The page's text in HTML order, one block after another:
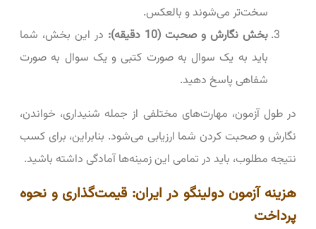
سخت‌تر می‌شوند و بالعکس.
بخش نگارش و صحبت (10 دقیقه):
در این بخش، شما
باید به یک سوال به صورت کتبی و یک سوال به صورت
شفاهی پاسخ دهید.
در طول آزمون، مهارت‌های مختلفی از جمله شنیداری، خواندن،
نگارش و صحبت کردن شما ارزیابی می‌شود. بنابراین، برای کسب
نتیجه مطلوب، باید در تمامی این زمینه‌ها آمادگی داشته باشید.
هزینه آزمون دولینگو در ایران: قیمت‌گذاری و نحوه
پرداخت